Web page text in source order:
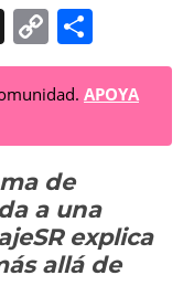
X C
o
p
Li
n
k
o
m
tir
APOYA
de
a una
explica
allá de